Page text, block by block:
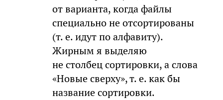
от варианта, когда файлы
специально не отсортированы
(т. е. идут по алфавиту).
Жирным я выделяю
не столбец сортировки, а слова
«Новые сверху», т. е. как бы
название сортировки.